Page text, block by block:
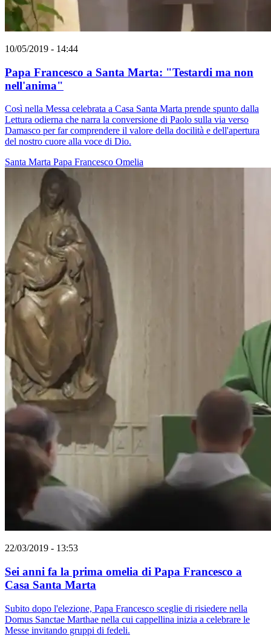
10/05/2019 - 14:44
Papa Francesco a Santa Marta: "Testardi ma non
nell'anima"
Così nella Messa celebrata a Casa Santa Marta prende spunto dalla
Lettura odierna che narra la conversione di Paolo sulla via verso
Damasco per far comprendere il valore della docilità e dell'apertura
del nostro cuore alla voce di Dio.
Santa Marta Papa Francesco Omelia
22/03/2019 - 13:53
Sei anni fa la prima omelia di Papa Francesco a
Casa Santa Marta
Subito dopo l'elezione, Papa Francesco sceglie di risiedere nella
Domus Sanctae Marthae nella cui cappellina inizia a celebrare le
Messe invitando gruppi di fedeli.